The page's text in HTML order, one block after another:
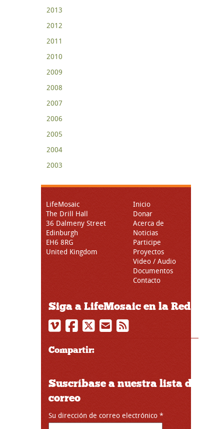
2013
2012
2011
2010
2009
2008
2007
2006
2005
2004
2003
LifeMosaic
The Drill Hall
36 Dalmeny Street
Edinburgh
EH6 8RG
United Kingdom
Inicio
Donar
Acerca de
Noticias
Participe
Proyectos
Video / Audio
Documentos
Contacto
Siga a LifeMosaic en la Red
Compartir:
Suscríbase a nuestra lista de
correo
Su dirección de correo electrónico *